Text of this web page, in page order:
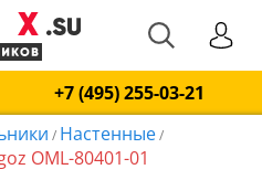
+7 (495) 255-03-21
/ Настенные/
OML-80401-01